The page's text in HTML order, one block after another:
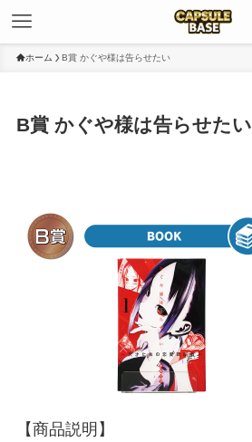
ホーム B賞 かぐや様は告らせたい
B賞 かぐや様は告らせたい
【商品説明】